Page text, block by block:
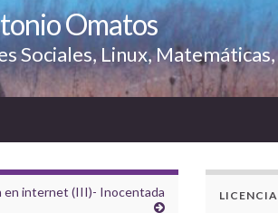
Omatos
Sociales, Linux,
en internet (III)- Inocentada